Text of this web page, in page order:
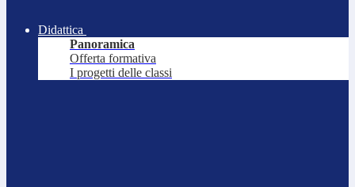
Didattica
Panoramica
Offerta formativa
I progetti delle classi